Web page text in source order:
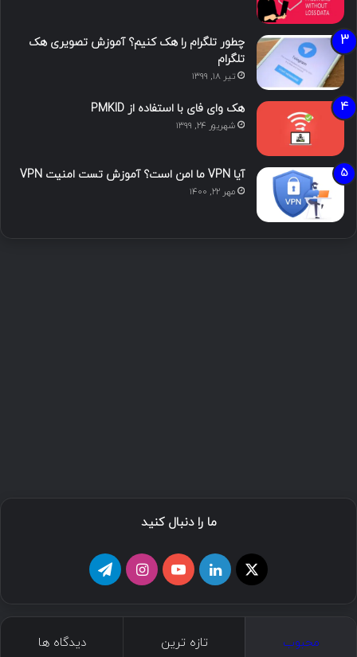
چطور تلگرام را هک کنیم؟ آموزش تصویری هک
تلگرام
تیر ۱۸, ۱۳۹۹
هک وای فای با استفاده از PMKID
شهریور ۲۴, ۱۳۹۹
آیا VPN ما امن است؟ آموزش تست امنیت VPN
مهر ۲۲, ۱۴۰۰
ما را دنبال کنید
محبوب تازه ترین دیدگاه ها